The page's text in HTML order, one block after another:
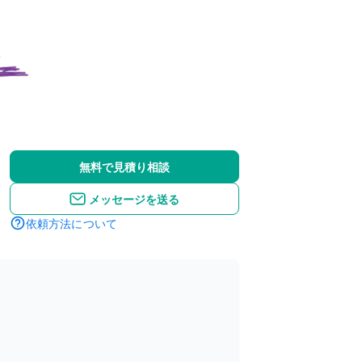
無料で見積り相談
メッセージを送る
依頼方法について